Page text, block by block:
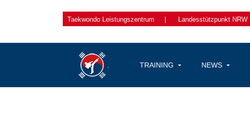
Taekwondo Leistungszentrum Landesstützpunkt NRW
TRAINING NEWS